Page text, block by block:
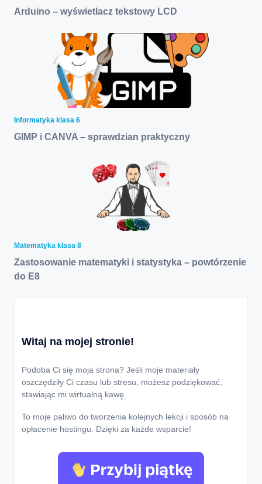
Arduino – wyświetlacz tekstowy LCD
Informatyka klasa 6
GIMP i CANVA – sprawdzian praktyczny
Matematyka klasa 8
Zastosowanie matematyki i statystyka – powtórzenie
do E8
Witaj na mojej stronie!
Podoba Ci się moja strona? Jeśli moje materiały
oszczędziły Ci czasu lub stresu, możesz podziękować,
stawiając mi wirtualną kawę.
To moje paliwo do tworzenia kolejnych lekcji i sposób na
opłacenie hostingu. Dzięki za każde wsparcie!